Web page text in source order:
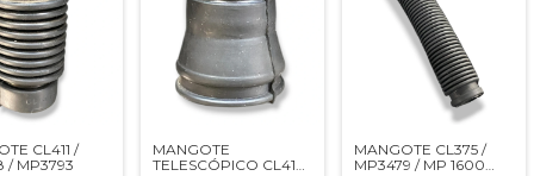
CL411 /
/ MP3793
MANGOTE
TELESCÓPICO CL412 /
MANGOTE CL375 /
MP3479 / MP 1600